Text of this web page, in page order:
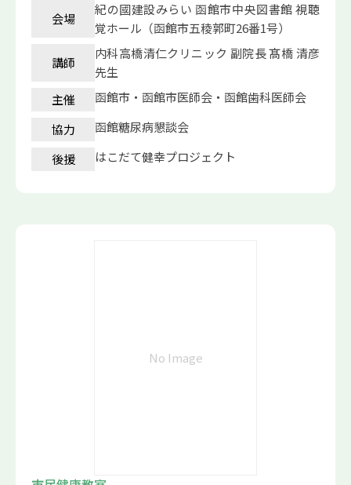
会場
紀の國建設みらい 函館市中央図書館 視聴
覚ホール（函館市五稜郭町26番1号）
講師
内科高橋清仁クリニック 副院長 髙橋 清彦
先生
主催
函館市・函館市医師会・函館歯科医師会
協力
函館糖尿病懇談会
後援
はこだて健幸プロジェクト
No Image